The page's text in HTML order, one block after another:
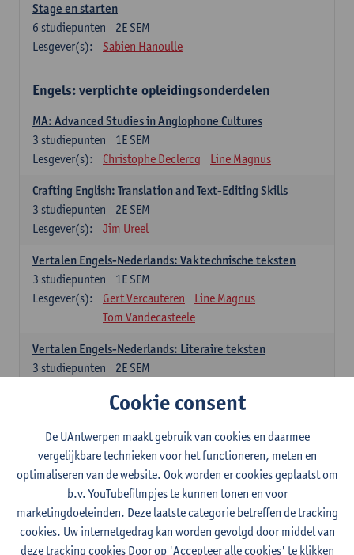
Stage en starten
2E SEM
6 studiepunten
Lesgever(s):
Sabien Hanoulle
Engels: verplichte opleidingsonderdelen
MA: Advanced Studies in Anglophone Cultures
1E SEM
3 studiepunten
Lesgever(s):
Christophe Declercq Line Magnus
Crafting English: Translation and Text-Editing Skills
2E SEM
3 studiepunten
Lesgever(s):
Jim Ureel
Vertalen Engels-Nederlands: Vaktechnische teksten
1E SEM
3 studiepunten
Lesgever(s):
Gert Vercauteren
Line Magnus
Tom Vandecasteele
Vertalen Engels-Nederlands: Literaire teksten
2E SEM
3 studiepunten
Spaans: verplichte opleidingsonderdelen
El concepto de revolución en Hispanoamérica (siglos XX-
XXI)
1E SEM
studiepunten
Lesgever(s):
Rafael Pedemonte
Vertalen Spaans-Nederlands: Juridische en economische
Cookie consent
De UAntwerpen maakt gebruik van cookies en daarmee
vergelijkbare technieken voor het functioneren, meten en
optimaliseren van de website. Ook worden er cookies geplaatst om
b.v. YouTubefilmpjes te kunnen tonen en voor
marketingdoeleinden. Deze laatste categorie betreffen de tracking
cookies. Uw internetgedrag kan worden gevolgd door middel van
deze tracking cookies Door op 'Accepteer alle cookies' te klikken